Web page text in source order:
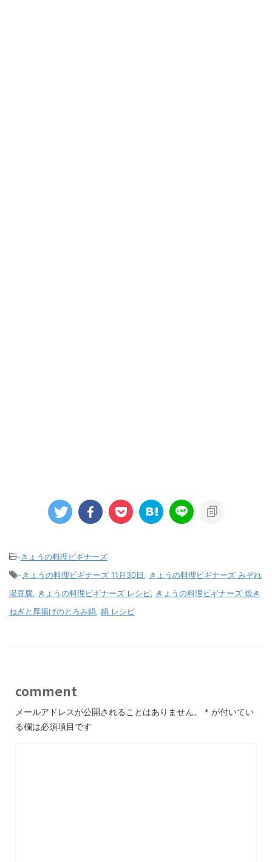
-きょうの料理ビギナーズ
-きょうの料理ビギナーズ 11月30日
きょうの料理ビギナーズ みぞれ
湯豆腐
きょうの料理ビギナーズ レシピ
きょうの料理ビギナーズ 焼き
ねぎと厚揚げのとろみ鍋 鍋 レシピ
comment
メールアドレスが公開されることはありません。 * が付いてい
る欄は必須項目です